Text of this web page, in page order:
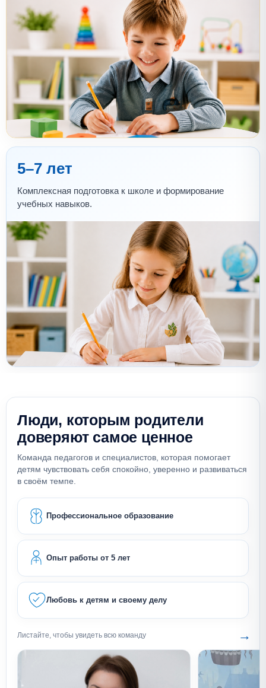
5–7 лет
Комплексная подготовка к школе и формирование
учебных навыков.
Люди, которым родители
доверяют самое ценное
Команда педагогов и специалистов, которая помогает
детям чувствовать себя спокойно, уверенно и развиваться
в своём темпе.
Профессиональное образование
Опыт работы от 5 лет
Любовь к детям и своему делу
Листайте, чтобы увидеть всю команду →